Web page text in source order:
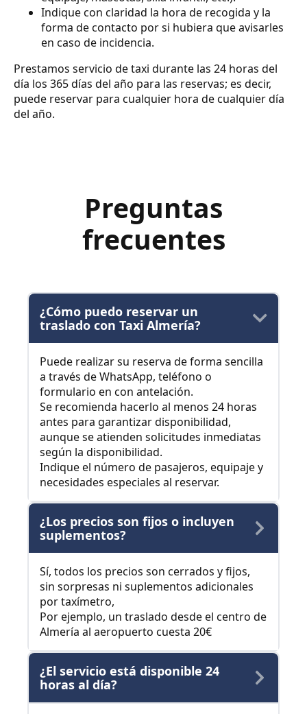
Indique con claridad la hora de recogida y la
forma de contacto por si hubiera que avisarles
en caso de incidencia.
Prestamos servicio de taxi durante las 24 horas del
día los 365 días del año para las reservas; es decir,
puede reservar para cualquier hora de cualquier día
del año.
Preguntas
frecuentes
¿Cómo puedo reservar un
traslado con Taxi Almería?
Puede realizar su reserva de forma sencilla
a través de WhatsApp, teléfono o
formulario en con antelación.
Se recomienda hacerlo al menos 24 horas
antes para garantizar disponibilidad,
aunque se atienden solicitudes inmediatas
según la disponibilidad.
Indique el número de pasajeros, equipaje y
necesidades especiales al reservar.
¿Los precios son fijos o incluyen
suplementos?
Sí, todos los precios son cerrados y fijos,
sin sorpresas ni suplementos adicionales
por taxímetro,
Por ejemplo, un traslado desde el centro de
Almería al aeropuerto cuesta 20€
¿El servicio está disponible 24
horas al día?